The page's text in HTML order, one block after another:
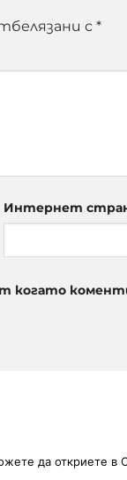
с *
Интернет
когато
И ОБРАБОТКА НА
да откриете в